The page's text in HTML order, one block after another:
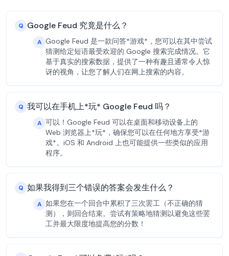
Q Google Feud 究竟是什么？
A Google Feud 是一款问答*游戏*，您可以在其中尝试
猜测给定短语最受欢迎的 Google 搜索完成情况。它
基于真实的搜索数据，提供了一种有趣且通常令人惊
讶的视角，让您了解人们在网上搜索的内容。
Q 我可以在手机上*玩* Google Feud 吗？
A 可以！Google Feud 可以在桌面和移动设备上的
Web 浏览器上*玩*，确保您可以在任何地方享受*游
戏*。iOS 和 Android 上也可能提供一些类似的应用
程序。
Q 如果我得到三个错误的答案会发生什么？
A 如果您在一个回合中累积了三次罢工（不正确的猜
测），则回合结束。尝试有策略地猜测以避免这些罢
工并最大限度地提高您的分数！